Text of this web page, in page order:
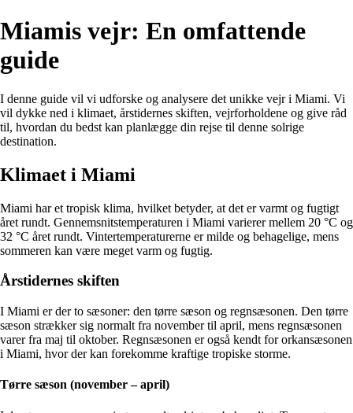
Miamis vejr: En omfattende
guide
I denne guide vil vi udforske og analysere det unikke vejr i Miami. Vi
vil dykke ned i klimaet, årstidernes skiften, vejrforholdene og give råd
til, hvordan du bedst kan planlægge din rejse til denne solrige
destination.
Klimaet i Miami
Miami har et tropisk klima, hvilket betyder, at det er varmt og fugtigt
året rundt. Gennemsnitstemperaturen i Miami varierer mellem 20 °C og
32 °C året rundt. Vintertemperaturerne er milde og behagelige, mens
sommeren kan være meget varm og fugtig.
Årstidernes skiften
I Miami er der to sæsoner: den tørre sæson og regnsæsonen. Den tørre
sæson strækker sig normalt fra november til april, mens regnsæsonen
varer fra maj til oktober. Regnsæsonen er også kendt for orkansæsonen
i Miami, hvor der kan forekomme kraftige tropiske storme.
Tørre sæson (november – april)